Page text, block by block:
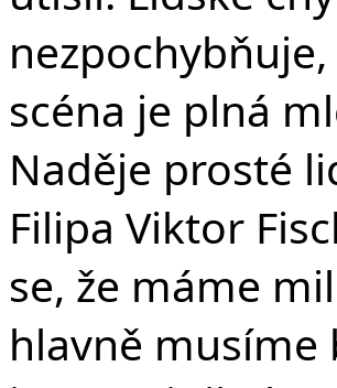
scéna je plná
Naděje prosté
Filipa Viktor
se, že máme
hlavně